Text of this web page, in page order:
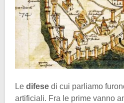
Le difese di cui parliamo
artificiali. Fra le prime vanno